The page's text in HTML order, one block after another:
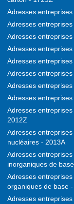
Adresses
Adresses
Adresses
Adresses
Adresses
Adresses
Adresses
Adresses
Adresses
2012Z
Adresses
nucléaires - 2013A
Adresses
inorganiques de
Adresses
organiques de base
Adresses